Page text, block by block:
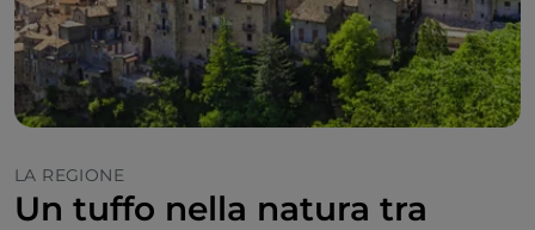
LA REGIONE
Un tuffo nella natura tra